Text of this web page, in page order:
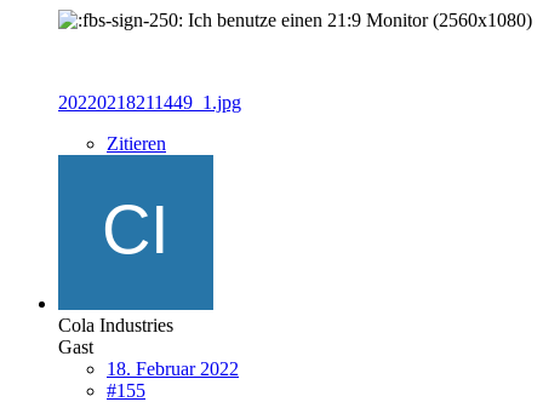
Ich benutze einen 21:9 Monitor (2560x1080)
20220218211449_1.jpg
Zitieren
Cola Industries
Gast
18. Februar 2022
#155